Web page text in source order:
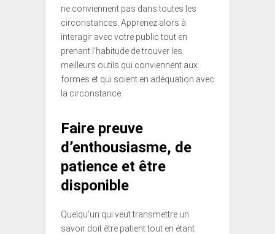
ne conviennent pas dans toutes les
circonstances. Apprenez alors à
interagir avec votre public tout en
prenant l’habitude de trouver les
meilleurs outils qui conviennent aux
formes et qui soient en adéquation avec
la circonstance.
Faire preuve
d’enthousiasme, de
patience et être
disponible
Quelqu’un qui veut transmettre un
savoir doit être patient tout en étant